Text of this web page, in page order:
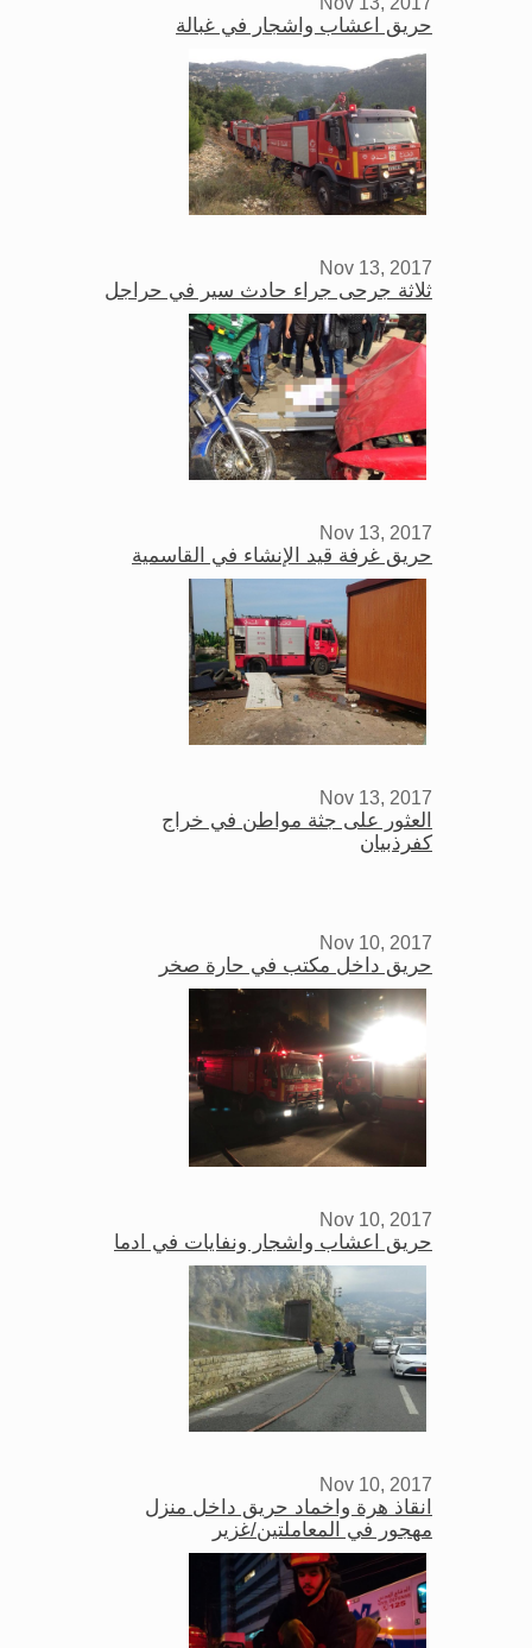
حريق اعشاب واشجار في غبالة
Nov 13, 2017
ثلاثة جرحى جراء حادث سير في حراجل
Nov 13, 2017
حريق غرفة قيد الإنشاء في القاسمية
Nov 13, 2017
العثور على جثة مواطن في خراج
كفرذبيان
Nov 10, 2017
حريق داخل مكتب في حارة صخر
Nov 10, 2017
حريق اعشاب واشجار ونفايات في ادما
Nov 10, 2017
انقاذ هرة واخماد حريق داخل منزل
مهجور في المعاملتين/غزير